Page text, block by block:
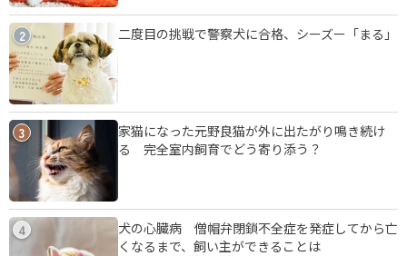
2 二度目の挑戦で警察犬に合格、シーズー「まる」
3
家猫になった元野良猫が外に出たがり鳴き続け
る 完全室内飼育でどう寄り添う？
4
犬の心臓病 僧帽弁閉鎖不全症を発症してから亡
くなるまで、飼い主ができることは